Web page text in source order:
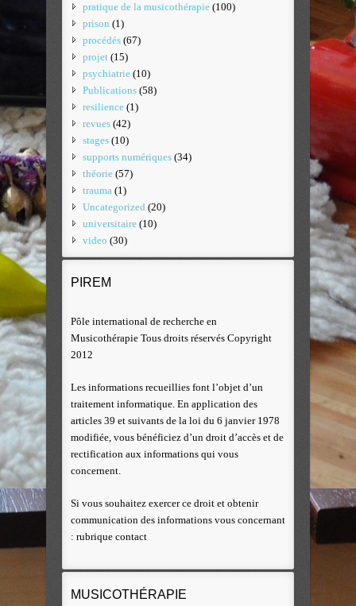
pratique de la musicothérapie (100)
prison (1)
procédés (67)
projet (15)
psychiatrie (10)
Publications (58)
resilience (1)
revues (42)
stages (10)
supports numériques (34)
théorie (57)
trauma (1)
Uncategorized (20)
universitaire (10)
video (30)
PIREM
Pôle international de recherche en
Musicothérapie Tous droits réservés Copyright
2012
Les informations recueillies font l’objet d’un
traitement informatique. En application des
articles 39 et suivants de la loi du 6 janvier 1978
modifiée, vous bénéficiez d’un droit d’accès et de
rectification aux informations qui vous
concernent.
Si vous souhaitez exercer ce droit et obtenir
communication des informations vous concernant
: rubrique contact
MUSICOTHÉRAPIE